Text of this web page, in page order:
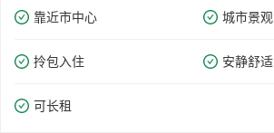
靠近市中心 城市景观
拎包入住 安静舒适
可长租